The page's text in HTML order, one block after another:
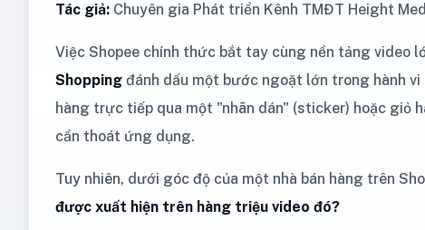
Tác giả: Chuyên gia Phát triển Kênh TMĐT Height
Việc Shopee chính thức bắt tay cùng nền tảng video
Shopping đánh dấu một bước ngoặt lớn trong hành
hàng trực tiếp qua một "nhãn dán" (sticker) hoặc giỏ
cần thoát ứng dụng.
Tuy nhiên, dưới góc độ của một nhà bán hàng trên
được xuất hiện trên hàng triệu video đó?